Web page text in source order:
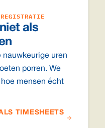
als
nauwkeurige uren
porren. We
mensen écht
TIMESHEETS